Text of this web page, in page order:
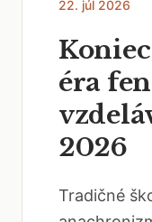
22. júl 2026
éra
2026
Tradičné